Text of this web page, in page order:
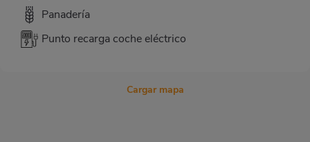
Panadería
Punto recarga coche eléctrico
Cargar mapa